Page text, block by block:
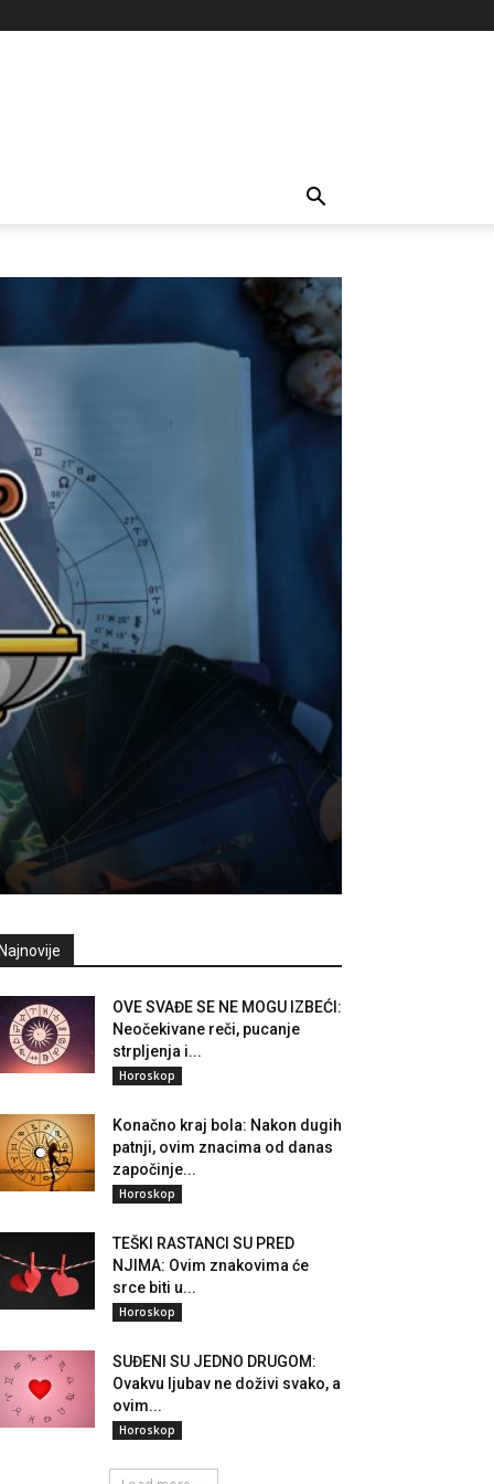
Najnovije
OVE SVAĐE SE NE MOGU IZBEĆI:
Neočekivane reči, pucanje
strpljenja i...
Horoskop
Konačno kraj bola: Nakon dugih
patnji, ovim znacima od danas
započinje...
Horoskop
TEŠKI RASTANCI SU PRED
NJIMA: Ovim znakovima će
srce biti u...
Horoskop
SUĐENI SU JEDNO DRUGOM:
Ovakvu ljubav ne doživi svako, a
ovim...
Horoskop